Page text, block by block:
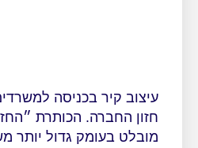
עיצוב קיר בכניסה
חזון החברה. הכותרת